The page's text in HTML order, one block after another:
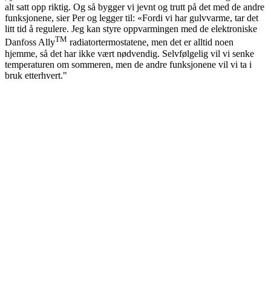
alt satt opp riktig. Og så bygger vi jevnt og trutt på det med de andre
funksjonene, sier Per og legger til: «Fordi vi har gulvvarme, tar det
litt tid å regulere. Jeg kan styre oppvarmingen med de elektroniske
Danfoss AllyTM radiatortermostatene, men det er alltid noen
hjemme, så det har ikke vært nødvendig. Selvfølgelig vil vi senke
temperaturen om sommeren, men de andre funksjonene vil vi ta i
bruk etterhvert."